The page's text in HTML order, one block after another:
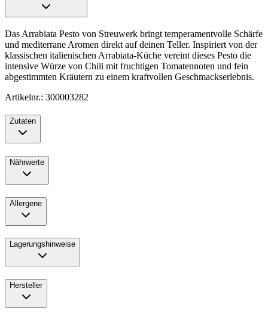
Das Arrabiata Pesto von Streuwerk bringt temperamentvolle Schärfe
und mediterrane Aromen direkt auf deinen Teller. Inspiriert von der
klassischen italienischen Arrabiata-Küche vereint dieses Pesto die
intensive Würze von Chili mit fruchtigen Tomatennoten und fein
abgestimmten Kräutern zu einem kraftvollen Geschmackserlebnis.
Artikelnr.: 300003282
Zutaten
Nährwerte
Allergene
Lagerungshinweise
Hersteller